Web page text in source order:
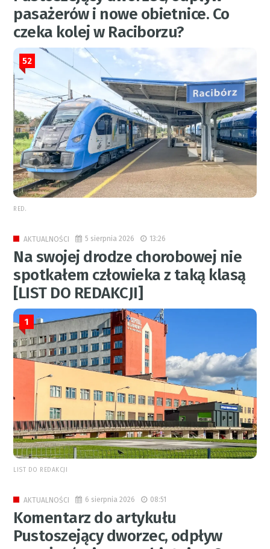
pasażerów i nowe obietnice. Co
czeka kolej w Raciborzu?
52
RED.
AKTUALNOŚCI 5 sierpnia 2026 13:26
Na swojej drodze chorobowej nie
spotkałem człowieka z taką klasą
[LIST DO REDAKCJI]
1
LIST DO REDAKCJI
AKTUALNOŚCI 6 sierpnia 2026 08:51
Komentarz do artykułu
Pustoszejący dworzec, odpływ